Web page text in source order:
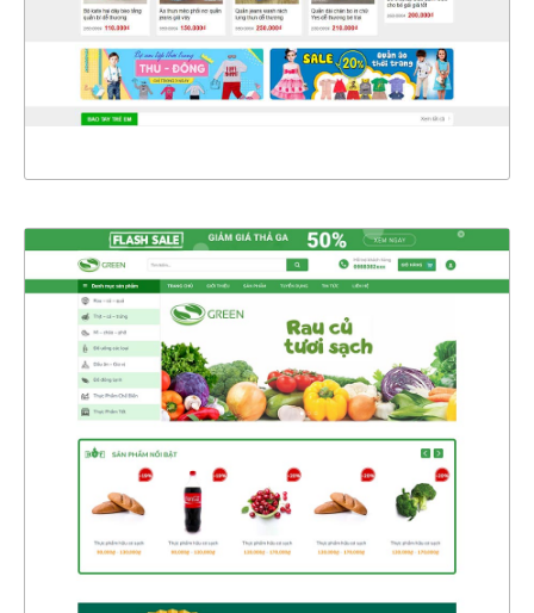
CHI TIẾT
XEM THỰC TẾ
47195